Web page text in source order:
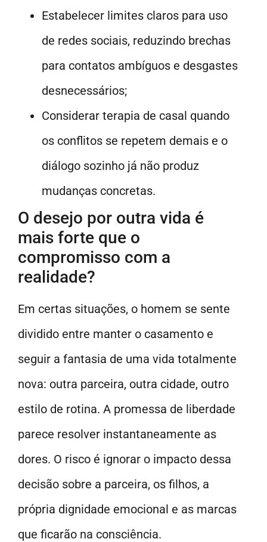
Estabelecer limites claros para uso
de redes sociais, reduzindo brechas
para contatos ambíguos e desgastes
desnecessários;
Considerar terapia de casal quando
os conflitos se repetem demais e o
diálogo sozinho já não produz
mudanças concretas.
O desejo por outra vida é
mais forte que o
compromisso com a
realidade?
Em certas situações, o homem se sente
dividido entre manter o casamento e
seguir a fantasia de uma vida totalmente
nova: outra parceira, outra cidade, outro
estilo de rotina. A promessa de liberdade
parece resolver instantaneamente as
dores. O risco é ignorar o impacto dessa
decisão sobre a parceira, os filhos, a
própria dignidade emocional e as marcas
que ficarão na consciência.